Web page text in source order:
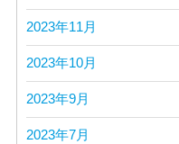
2023年11月
2023年10月
2023年9月
2023年7月